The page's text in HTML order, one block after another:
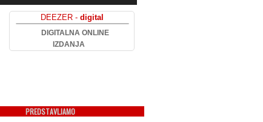
DEEZER - digital
DIGITALNA ONLINE
IZDANJA
PREDSTAVLJAMO